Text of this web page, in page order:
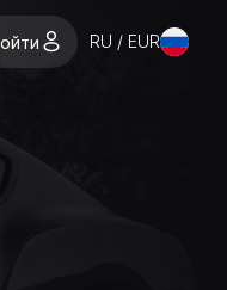
RU / EUR